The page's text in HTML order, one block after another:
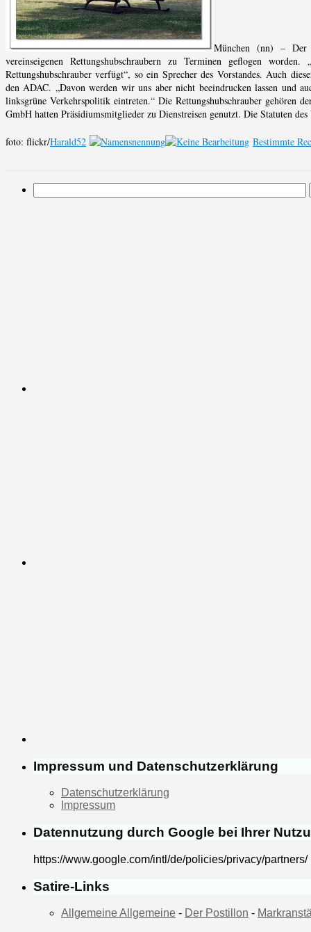
München (nn) – Der
vereinseigenen Rettungshubschraubern zu Terminen geflogen
Rettungshubschrauber verfügt“, so ein Sprecher des Vorstandes. Auch
den ADAC. „Davon werden wir uns aber nicht beeindrucken lassen und
linksgrüne Verkehrspolitik eintreten.“ Die Rettungshubschrauber gehören
GmbH hatten Präsidiumsmitglieder zu Dienstreisen genutzt. Die Statuten des
foto: flickr/Harald52 Bestimmte
Impressum und Datenschutzerklärung
Datenschutzerklärung
Impressum
Datennutzung durch Google bei Ihrer
https://www.google.com/intl/de/policies/privacy/partners/
Satire-Links
Allgemeine Allgemeine - Der Postillon -